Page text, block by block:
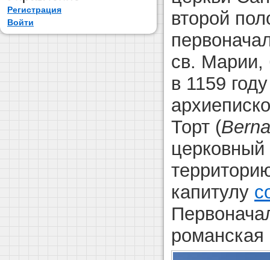
Регистрация
Войти
второй
св. Марии,
в 1159
Торт (
капитулу
романская